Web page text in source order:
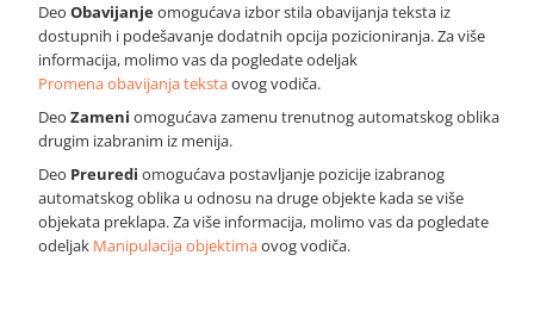
Deo Obavijanjeomogućava izbor stila obavijanja teksta iz
dostupnih i podešavanje dodatnih opcija pozicioniranja. Za više
informacija, molimo vas da pogledate odeljak
Promena obavijanja tekstaovog vodiča.
Deo Zameni omogućava zamenu trenutnog automatskog oblika
drugim izabranim iz menija.
Deo Preuredi omogućava postavljanje pozicije izabranog
automatskog oblika u odnosu na druge objekte kada se više
objekata preklapa. Za više informacija, molimo vas da pogledate
odeljak Manipulacija objektimaovog vodiča.